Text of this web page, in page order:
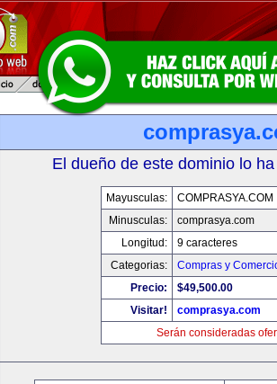
El dueño de este dominio lo
Mayusculas:
COMPRASYA.COM
Minusculas:
comprasya.com
Longitud:
9 caracteres
Categorias:
Compras y
Precio:
$49,500.00
Visitar!
comprasya.com
Serán consideradas